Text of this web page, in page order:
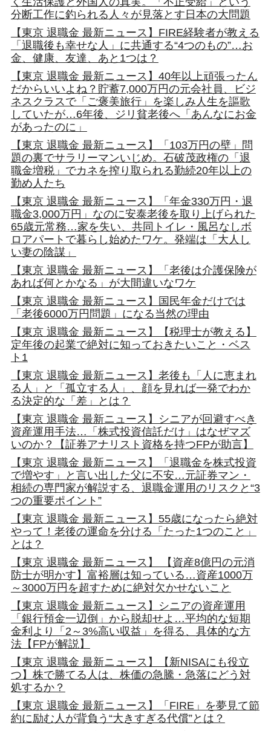
分断工作に釣られる人々が見落とす日本の大問題
【東京 退職金 最新ニュース】FIRE経験者が教える
「退職後も幸せな人」に共通する“4つのもの”…お
金、健康、友達、あと1つは？
【東京 退職金 最新ニュース】40年以上頑張ったん
だからいいよね？貯蓄7,000万円の元会社員、ビジ
ネスクラスで「ご褒美旅行」を楽しみ人生を謳歌
していたが…6年後、ジリ貧老後へ「あんなにお金
があったのに」
【東京 退職金 最新ニュース】「103万円の壁」問
題の裏でサラリーマンいじめ。石破茂政権の「退
職金増税」でカネを搾り取られる勤続20年以上の
勤め人たち
【東京 退職金 最新ニュース】「年金330万円・退
職金3,000万円」なのに安泰老後を取り上げられた
65歳元常務…家を失い、共同トイレ・風呂なしボ
ロアパートで暮らし始めたワケ。発端は「大人し
い妻の陰謀」
【東京 退職金 最新ニュース】「老後は介護保険が
あれば何とかなる」が大間違いなワケ
【東京 退職金 最新ニュース】国民年金だけでは
「老後6000万円問題」になる当然の理由
【東京 退職金 最新ニュース】【税理士が教える】
定年後の起業で絶対に知っておきたいこと・ベス
ト1
【東京 退職金 最新ニュース】老後も「人に恵まれ
る人」と「孤立する人」、顔を見れば一発でわか
る決定的な「差」とは？
【東京 退職金 最新ニュース】シニアが回避すべき
資産運用手法…「株式投資信託だけ」はなぜマズ
いのか？【証券アナリスト資格を持つFPが助言】
【東京 退職金 最新ニュース】「退職金を株式投資
で増やす」と言い出した父に不安…元証券マン・
相続の専門家が解説する、退職金運用のリスクと“3
つの重要ポイント”
【東京 退職金 最新ニュース】55歳になったら絶対
やって！老後の運命を分ける「たった1つのこと」
とは？
【東京 退職金 最新ニュース】 【資産8億円の元消
防士が明かす】富裕層は知っている…資産1000万
～3000万円を超すために絶対欠かせないこと
【東京 退職金 最新ニュース】シニアの資産運用
「銀行預金一辺倒」から脱却せよ…平均的な短期
金利より「2～3%高い収益」を得る、具体的な方
法【FPが解説】
【東京 退職金 最新ニュース】【新NISAにも役立
つ】株で勝てる人は、株価の急騰・急落にどう対
処するか？
【東京 退職金 最新ニュース】「FIRE」を夢見て節
約に励む人が背負う“大きすぎる代償”とは？